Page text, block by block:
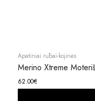
Apatiniai rūbai-kojinės
Merino Xtreme
62.00€